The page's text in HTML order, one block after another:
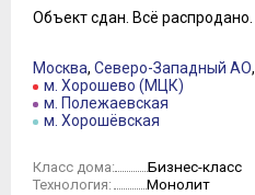
Объект сдан. Всё распродано.
Москва, Северо-Западный АО,
м. Хорошево (МЦК)
м. Полежаевская
м. Хорошёвская
Класс дома: Бизнес-класс
Технология: Монолит